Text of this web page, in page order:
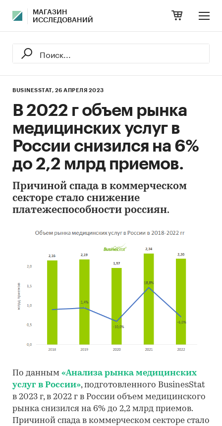
МАГАЗИН
ИССЛЕДОВАНИЙ
BUSINESSTAT, 26 АПРЕЛЯ 2023
В 2022 г объем рынка
медицинских услуг в
России снизился на 6%
до 2,2 млрд приемов.
Причиной спада в коммерческом
секторе стало снижение
платежеспособности россиян.
По данным «Анализа рынка медицинских
услуг в России», подготовленного BusinesStat
в 2023 г, в 2022 г в России объем медицинского
рынка снизился на 6% до 2,2 млрд приемов.
Причиной спада в коммерческом секторе стало